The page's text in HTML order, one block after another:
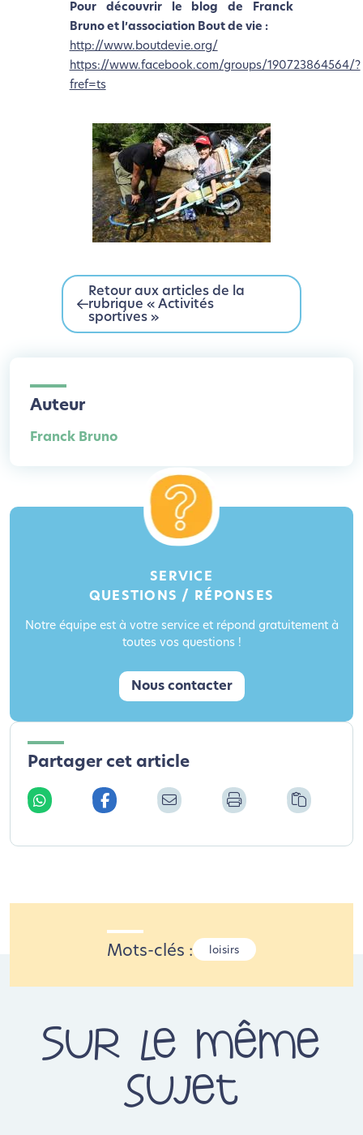
d’une démarche forte d’écoconception.
Si vous aussi vous souhaitez diminuer drastiquement
les besoins énergétiques nécessaires à votre
Eco. Celui-ci sollicitera très peu nos serveurs et vous
deviendrez ainsi un acteur majeur de
l’écoconception.
Merci pour votre contribution !
Activer le Mode Eco Annuler
Pour découvrir le blog de Franck
Bruno et l’association Bout de vie :
http://www.boutdevie.org/
https://www.facebook.com/groups/190723864564/?
fref=ts
Retour aux articles de la
rubrique « Activités
sportives »
Auteur
Franck Bruno
SERVICE
QUESTIONS / RÉPONSES
Notre équipe est à votre service et répond gratuitement à
toutes vos questions !
Nous contacter
Partager cet article
Mots-clés : loisirs
Sur le même
sujet